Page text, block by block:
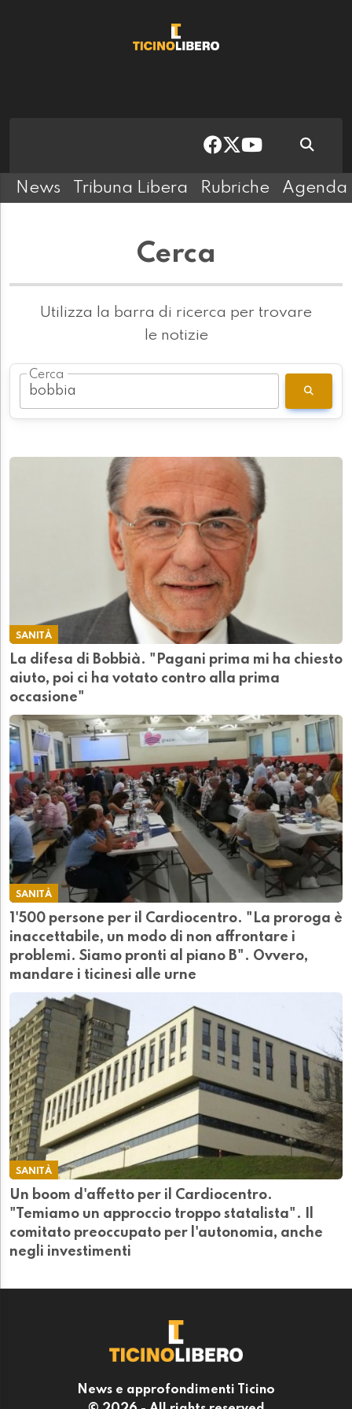
News Tribuna Libera Rubriche Agenda
Cerca
Utilizza la barra di ricerca per trovare
le notizie
Cerca
SANITÀ
La difesa di Bobbià. "Pagani prima mi ha chiesto
aiuto, poi ci ha votato contro alla prima
occasione"
SANITÀ
1'500 persone per il Cardiocentro. "La proroga è
inaccettabile, un modo di non affrontare i
problemi. Siamo pronti al piano B". Ovvero,
mandare i ticinesi alle urne
SANITÀ
Un boom d'affetto per il Cardiocentro.
"Temiamo un approccio troppo statalista". Il
comitato preoccupato per l'autonomia, anche
negli investimenti
News e approfondimenti Ticino